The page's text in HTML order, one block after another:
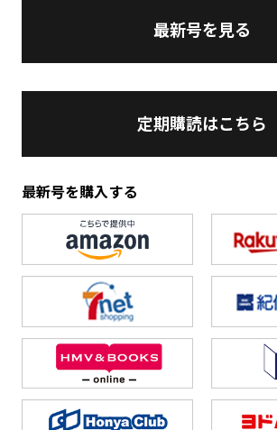
最新号を見る
定期購読はこちら
最新号を購入する